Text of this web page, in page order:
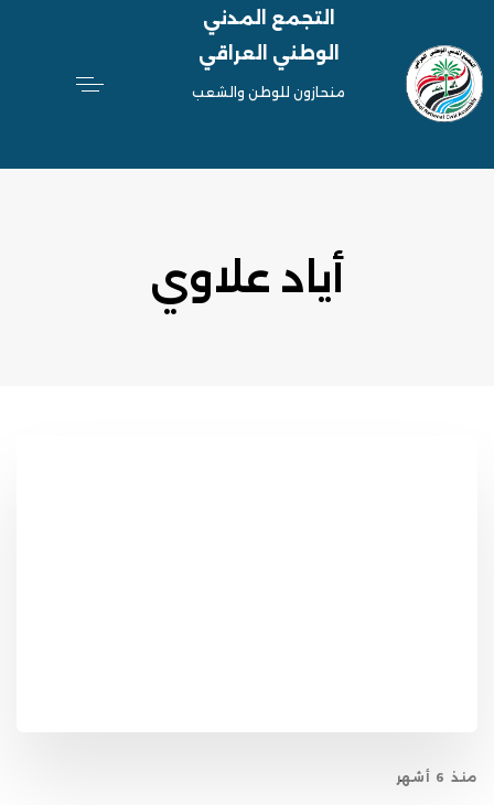
التجمع المدني
الوطني العراقي
منحازون للوطن والشعب
أياد علاوي
منذ 6 أشهر